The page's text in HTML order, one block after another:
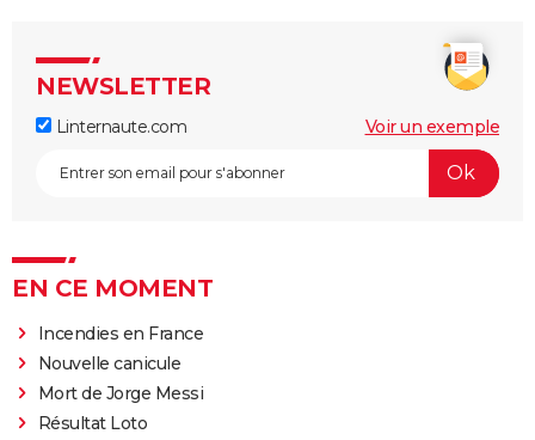
NEWSLETTER
Linternaute.com Voir un exemple
EN CE MOMENT
Incendies en France
Nouvelle canicule
Mort de Jorge Messi
Résultat Loto